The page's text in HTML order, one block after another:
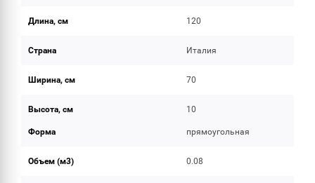
Длина, см 120
Страна Италия
Ширина, см 70
Высота, см 10
Форма прямоугольная
Объем (м3) 0.08